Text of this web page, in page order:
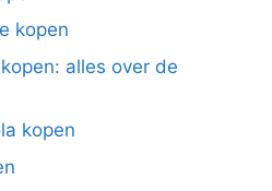
kopen
alles over de
kopen